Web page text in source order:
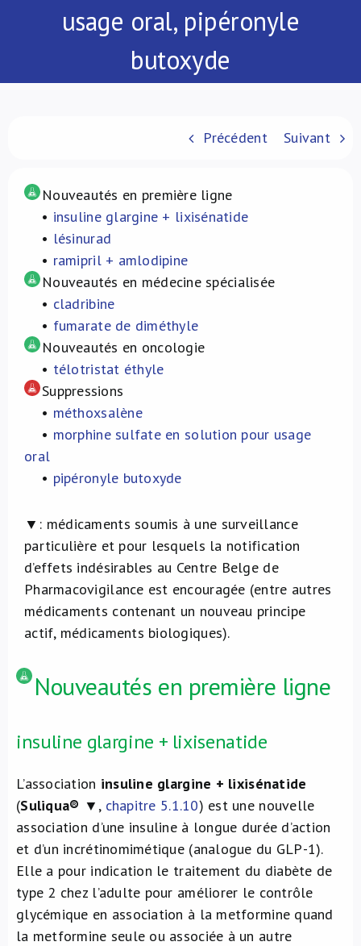
usage oral, pipéronyle
butoxyde
Précédent Suivant
Nouveautés en première ligne
• insuline glargine + lixisénatide
• lésinurad
• ramipril + amlodipine
Nouveautés en médecine spécialisée
• cladribine
• fumarate de diméthyle
Nouveautés en oncologie
• télotristat éthyle
Suppressions
• méthoxsalène
• morphine sulfate en solution pour usage
oral
• pipéronyle butoxyde
▼: médicaments soumis à une surveillance
particulière et pour lesquels la notification
d’effets indésirables au Centre Belge de
Pharmacovigilance est encouragée (entre autres
médicaments contenant un nouveau principe
actif, médicaments biologiques).
Nouveautés en première ligne
insuline glargine + lixisenatide
L’association insuline glargine + lixisénatide
(Suliqua® ▼, chapitre 5.1.10) est une nouvelle
association d’une insuline à longue durée d’action
et d’un incrétinomimétique (analogue du GLP-1).
Elle a pour indication le traitement du diabète de
type 2 chez l’adulte pour améliorer le contrôle
glycémique en association à la metformine quand
la metformine seule ou associée à un autre